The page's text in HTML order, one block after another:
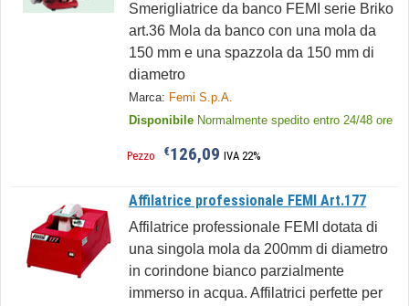
Smerigliatrice da banco FEMI serie Briko
art.36 Mola da banco con una mola da
150 mm e una spazzola da 150 mm di
diametro
Marca: Femi S.p.A.
Disponibile Normalmente spedito entro 24/48 ore
Pezzo €126,09 IVA 22%
Affilatrice professionale FEMI Art.177
Affilatrice professionale FEMI dotata di
una singola mola da 200mm di diametro
in corindone bianco parzialmente
immerso in acqua. Affilatrici perfette per